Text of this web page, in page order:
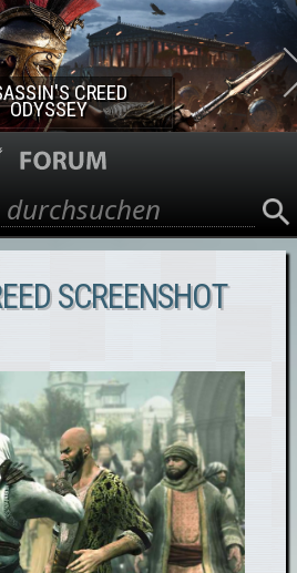
zum Inhalt
CREED ROGUE
SCREENSHOT